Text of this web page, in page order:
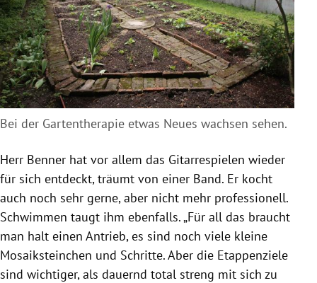
Bei der Gartentherapie etwas Neues wachsen sehen.
Herr Benner hat vor allem das Gitarrespielen wieder
für sich entdeckt, träumt von einer Band. Er kocht
auch noch sehr gerne, aber nicht mehr professionell.
Schwimmen taugt ihm ebenfalls. „Für all das braucht
man halt einen Antrieb, es sind noch viele kleine
Mosaiksteinchen und Schritte. Aber die Etappenziele
sind wichtiger, als dauernd total streng mit sich zu